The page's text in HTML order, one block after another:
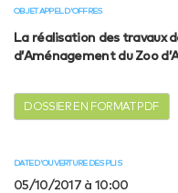
OBJET APPEL D'OFFRES
La réalisation des travaux
d’Aménagement du Zoo
DOSSIER EN FORMAT PDF
DATE D'OUVERTURE DES PLIS
05/10/2017 à 10:00